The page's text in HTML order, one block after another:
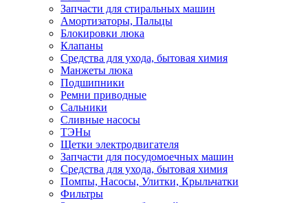
Запчасти для стиральных машин
Амортизаторы, Пальцы
Блокировки люка
Клапаны
Средства для ухода, бытовая химия
Манжеты люка
Подшипники
Ремни приводные
Сальники
Сливные насосы
ТЭНы
Щетки электродвигателя
Запчасти для посудомоечных машин
Средства для ухода, бытовая химия
Помпы, Насосы, Улитки, Крыльчатки
Фильтры